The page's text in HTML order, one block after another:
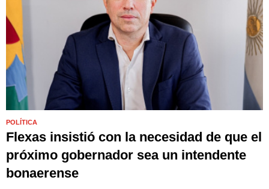
POLÍTICA
Flexas insistió con la necesidad de que el
próximo gobernador sea un intendente
bonaerense